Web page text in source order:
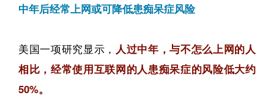
中年后经常上网或可降低患痴呆症风险
美国一项研究显示， 人过中年，与不怎么上网的人
相比，经常使用互联网的人患痴呆症的风险低大约
50%。